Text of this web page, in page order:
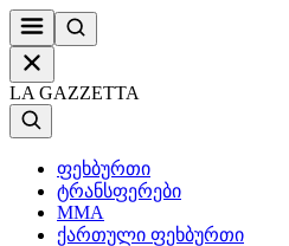
LA GAZZETTA
ფეხბურთი
ტრანსფერები
MMA
ქართული ფეხბურთი